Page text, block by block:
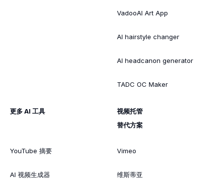
VadooAI Art App
AI hairstyle changer
AI headcanon generator
TADC OC Maker
更多 AI 工具
YouTube 摘要
AI 视频生成器
视频托管
替代方案
Vimeo
维斯蒂亚